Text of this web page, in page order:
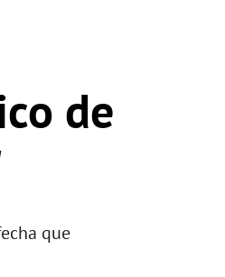
de
que